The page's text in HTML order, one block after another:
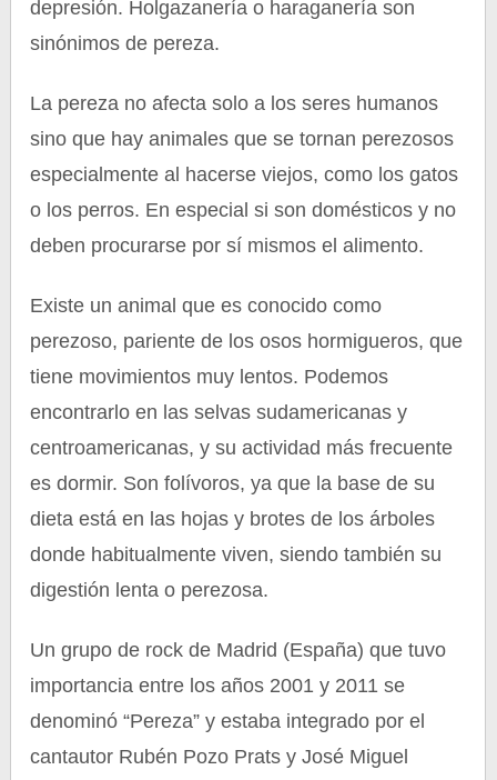
depresión. Holgazanería o haraganería son
sinónimos de pereza.
La pereza no afecta solo a los seres humanos
sino que hay animales que se tornan perezosos
especialmente al hacerse viejos, como los gatos
o los perros. En especial si son domésticos y no
deben procurarse por sí mismos el alimento.
Existe un animal que es conocido como
perezoso, pariente de los osos hormigueros, que
tiene movimientos muy lentos. Podemos
encontrarlo en las selvas sudamericanas y
centroamericanas, y su actividad más frecuente
es dormir. Son folívoros, ya que la base de su
dieta está en las hojas y brotes de los árboles
donde habitualmente viven, siendo también su
digestión lenta o perezosa.
Un grupo de rock de Madrid (España) que tuvo
importancia entre los años 2001 y 2011 se
denominó “Pereza” y estaba integrado por el
cantautor Rubén Pozo Prats y José Miguel